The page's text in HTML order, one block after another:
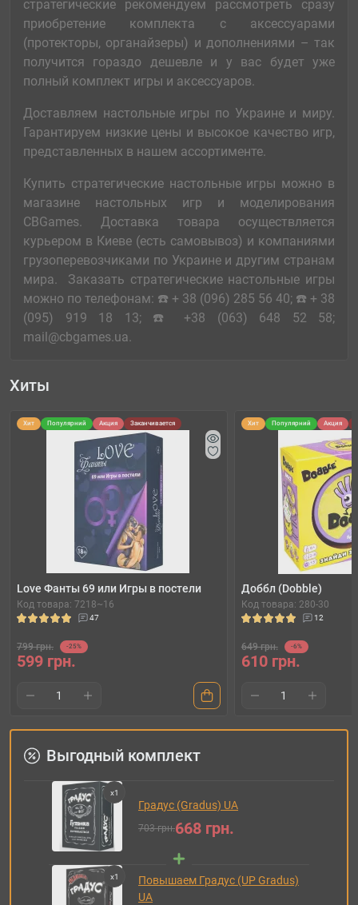
cтратегические рекомендуем рассмотреть сразу
приобретение комплекта с аксессуарами
(протекторы, органайзеры) и дополнениями – так
получится гораздо дешевле и у вас будет уже
полный комплект игры и аксессуаров.
Доставляем настольные игры по Украине и миру.
Гарантируем низкие цены и высокое качество игр,
представленных в нашем ассортименте.
Купить cтратегические настольные игры можно в
магазине настольных игр и моделирования
CBGames. Доставка товара осуществляется
курьером в Киеве (есть самовывоз) и компаниями
грузоперевозчиками по Украине и другим странам
мира. Заказать cтратегические настольные игры
можно по телефонам: ☎️ + 38 (096) 285 56 40; ☎️ + 38
(095) 919 18 13; ☎️ +38 (063) 648 52 58;
mail@cbgames.ua.
Хиты
Хит Популярний Акция Заканчивается
Love Фанты 69 или Игры в постели
Код товара: 7218~16
47
799 грн. -25%
599 грн.
Хит Популярний Акция
Доббл (Dobble)
Код товара: 280-30
12
649 грн. -6%
610 грн.
Выгодный комплект
x1
Градус (Gradus) UA
703 грн.668 грн.
x1
Повышаем Градус (UP Gradus)
UA